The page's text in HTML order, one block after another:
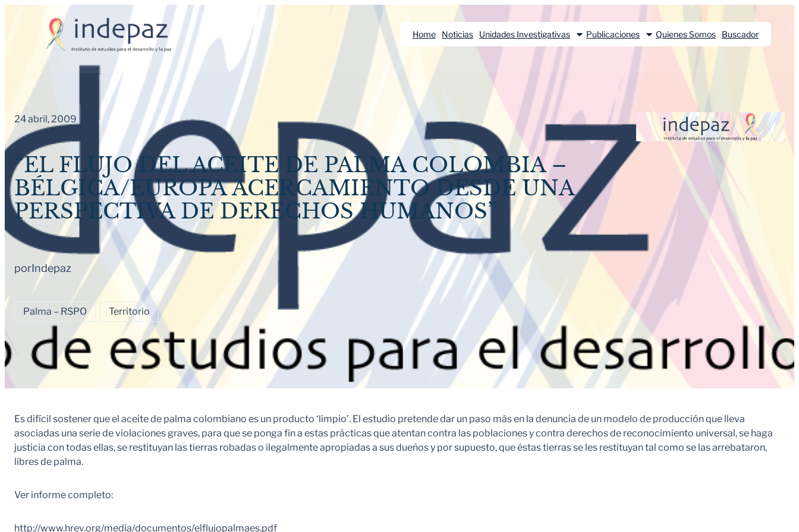
Home Noticias Unidades Investigativas Publicaciones Quienes Somos Buscador
24 abril, 2009
“EL FLUJO DEL ACEITE DE PALMA COLOMBIA –
BÉLGICA/EUROPA ACERCAMIENTO DESDE UNA
PERSPECTIVA DE DERECHOS HUMANOS”
porIndepaz
Palma – RSPO Territorio
Es difícil sostener que el aceite de palma colombiano es un producto ‘limpio’. El estudio pretende dar un paso más en la denuncia de un modelo de producción que lleva
asociadas una serie de violaciones graves, para que se ponga fin a estas prácticas que atentan contra las poblaciones y contra derechos de reconocimiento universal, se haga
justicia con todas ellas, se restituyan las tierras robadas o ilegalmente apropiadas a sus dueños y por supuesto, que éstas tierras se les restituyan tal como se las arrebataron,
libres de palma.
Ver informe completo:
http://www.hrev.org/media/documentos/elflujopalmaes.pdf